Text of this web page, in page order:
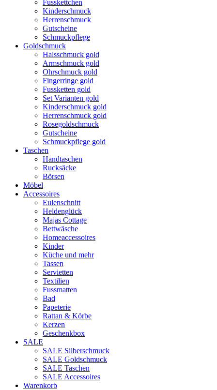
Fusskettchen
Kinderschmuck
Herrenschmuck
Gutscheine
Schmuckpflege
Goldschmuck
Halsschmuck gold
Armschmuck gold
Ohrschmuck gold
Fingerringe gold
Fussketten gold
Set Varianten gold
Kinderschmuck gold
Herrenschmuck gold
Rosegoldschmuck
Gutscheine
Schmuckpflege gold
Taschen
Handtaschen
Rucksäcke
Börsen
Möbel
Accessoires
Eulenschnitt
Heldenglück
Majas Cottage
Bettwäsche
Homeaccessoires
Kinder
Küche und mehr
Tassen
Servietten
Textilien
Fussmatten
Bad
Papeterie
Rattan & Körbe
Kerzen
Geschenkbox
SALE
SALE Silberschmuck
SALE Goldschmuck
SALE Taschen
SALE Accessoires
Warenkorb